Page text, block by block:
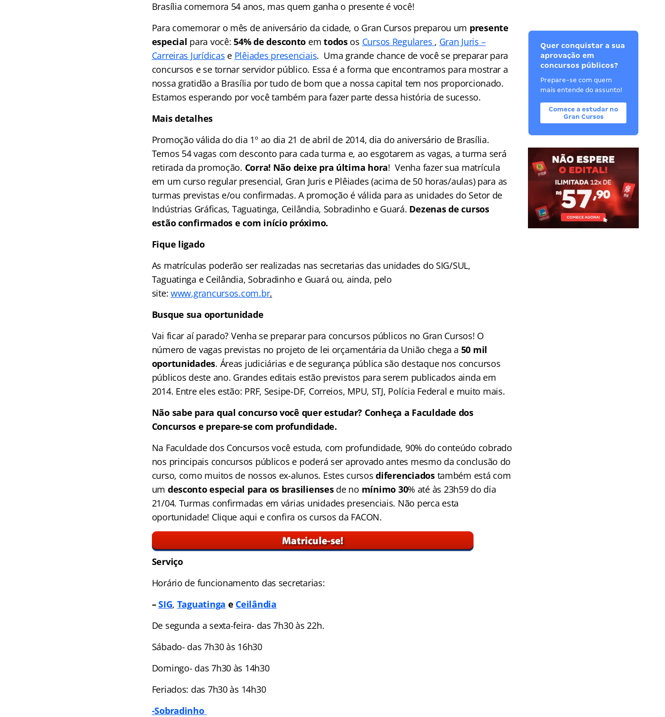
Brasília comemora 54 anos, mas quem ganha o presente é você!
Para comemorar o mês de aniversário da cidade, o Gran Cursos preparou um presente
especial para você:54% de desconto emtodosos Cursos Regulares , Gran Juris –
Carreiras Jurídicas e Plêiades presenciais. Uma grande chance de você se preparar para
concursos e se tornar servidor público. Essa é a forma que encontramos para mostrar a
nossa gratidão a Brasília por tudo de bom que a nossa capital tem nos proporcionado.
Estamos esperando por você também para fazer parte dessa história de sucesso.
Mais detalhes
Promoção válida do dia 1º ao dia 21 de abril de 2014, dia do aniversário de Brasília.
Temos 54 vagas com desconto para cada turma e, ao esgotarem as vagas, a turma será
retirada da promoção. Corra! Não deixe pra última hora! Venha fazer sua matrícula
em um curso regular presencial, Gran Juris e Plêiades (acima de 50 horas/aulas) para as
turmas previstas e/ou confirmadas. A promoção é válida para as unidades do Setor de
Indústrias Gráficas, Taguatinga, Ceilândia, Sobradinho e Guará. Dezenas de cursos
estão confirmados e com início próximo.
Fique ligado
As matrículas poderão ser realizadas nas secretarias das unidades do SIG/SUL,
Taguatinga e Ceilândia, Sobradinho e Guará ou, ainda, pelo
site: www.grancursos.com.br.
Busque sua oportunidade
Vai ficar aí parado? Venha se preparar para concursos públicos no Gran Cursos! O
número de vagas previstas no projeto de lei orçamentária da União chega a 50 mil
oportunidades. Áreas judiciárias e de segurança pública são destaque nos concursos
públicos deste ano. Grandes editais estão previstos para serem publicados ainda em
2014. Entre eles estão: PRF, Sesipe-DF, Correios, MPU, STJ, Polícia Federal e muito mais.
Não sabe para qual concurso você quer estudar? Conheça a Faculdade dos
Concursos e prepare-se com profundidade.
Na Faculdade dos Concursos você estuda, com profundidade, 90% do conteúdo cobrado
nos principais concursos públicos e poderá ser aprovado antes mesmo da conclusão do
curso, como muitos de nossos ex-alunos. Estes cursosdiferenciados também está com
um desconto especial para os brasiliensesde no mínimo 30% até às 23h59 do dia
21/04. Turmas confirmadas em várias unidades presenciais. Não perca esta
oportunidade! Clique aqui e confira os cursos da FACON.
Serviço
Horário de funcionamento das secretarias:
–SIG, Taguatinga e Ceilândia
De segunda a sexta-feira- das 7h30 às 22h.
Sábado- das 7h30 às 16h30
Domingo- das 7h30 às 14h30
Feriados: das 7h30 às 14h30
-Sobradinho
Quer conquistar a sua
aprovação em
concursos públicos?
Prepare-se com quem
mais entende do assunto!
Comece a estudar no
Gran Cursos